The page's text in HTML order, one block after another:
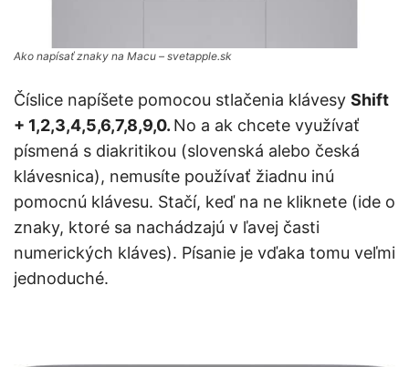
Ako napísať znaky na Macu – svetapple.sk
Číslice napíšete pomocou stlačenia klávesy Shift
+ 1,2,3,4,5,6,7,8,9,0. No a ak chcete využívať
písmená s diakritikou (slovenská alebo česká
klávesnica), nemusíte používať žiadnu inú
pomocnú klávesu. Stačí, keď na ne kliknete (ide o
znaky, ktoré sa nachádzajú v ľavej časti
numerických kláves). Písanie je vďaka tomu veľmi
jednoduché.